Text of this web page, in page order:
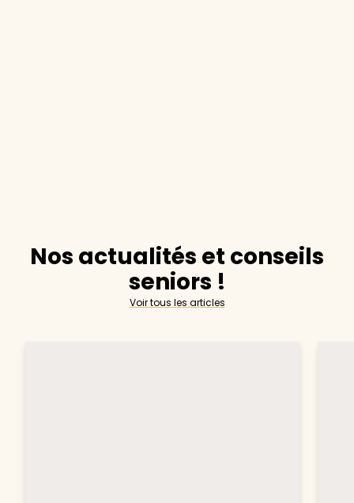
Nos actualités et conseils
seniors !
Voir tous les articles